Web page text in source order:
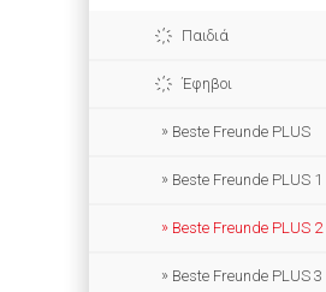
Παιδιά
Έφηβοι
Beste Freunde PLUS
Beste Freunde PLUS 1
Beste Freunde PLUS 2
Beste Freunde PLUS 3